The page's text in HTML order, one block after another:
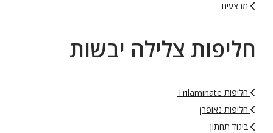
מבצעים
חליפות צלילה יבשות
חליפות Trilaminate
חליפות נאופרן
ביגוד תחתון